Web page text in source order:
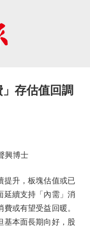
」存估值回調
興博士
升，板塊估值或已
延續支持「內需」消
或有望受益回暖。
基本面長期向好，股